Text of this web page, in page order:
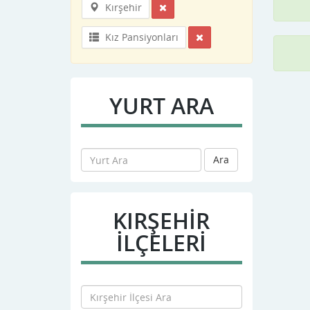
Kırşehir
Kız Pansiyonları
YURT ARA
Ara
KIRŞEHIR
İLÇELERİ